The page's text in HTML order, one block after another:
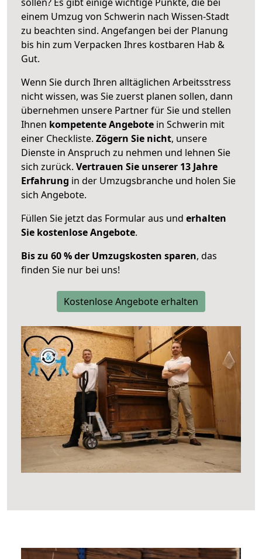
einem Umzug von Schwerin nach Wissen-Stadt
zu beachten sind. Angefangen bei der Planung
bis hin zum Verpacken Ihres kostbaren Hab &
Gut.
Wenn Sie durch Ihren alltäglichen Arbeitsstress
nicht wissen, was Sie zuerst planen sollen, dann
übernehmen unsere Partner für Sie und stellen
Ihnen kompetente Angebote in Schwerin mit
einer Checkliste. Zögern Sie nicht, unsere
Dienste in Anspruch zu nehmen und lehnen Sie
sich zurück. Vertrauen Sie unserer 13 Jahre
Erfahrung in der Umzugsbranche und holen Sie
sich Angebote.
Füllen Sie jetzt das Formular aus und erhalten
Sie kostenlose Angebote.
Bis zu 60 % der Umzugskosten sparen, das
finden Sie nur bei uns!
Kostenlose Angebote erhalten